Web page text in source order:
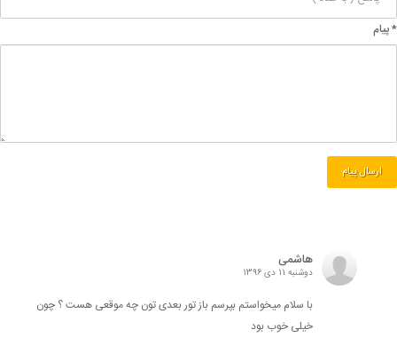
* پیام
هاشمی
دوشنبه 11 دی 1396
با سلام میخواستم بپرسم باز تور بعدی تون چه موقعی هست ؟ چون
خیلی خوب بود